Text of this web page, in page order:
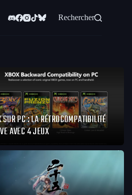
Rechercher
SUR PC : LA RÉTROCOMPATIBILITÉ
AVEC 4 JEUX